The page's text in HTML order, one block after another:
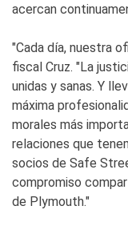
acercan
"Cada día, nuestra
fiscal Cruz. "La
unidas y sanas. Y
máxima
morales más
relaciones que
socios de Safe
compromiso
de Plymouth."